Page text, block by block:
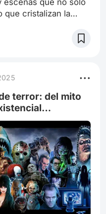
que cristalizan la
sin duda, el duelo
por Por un puñado
dólares más
terror: del mito